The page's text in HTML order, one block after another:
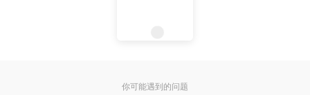
你可能遇到的问题